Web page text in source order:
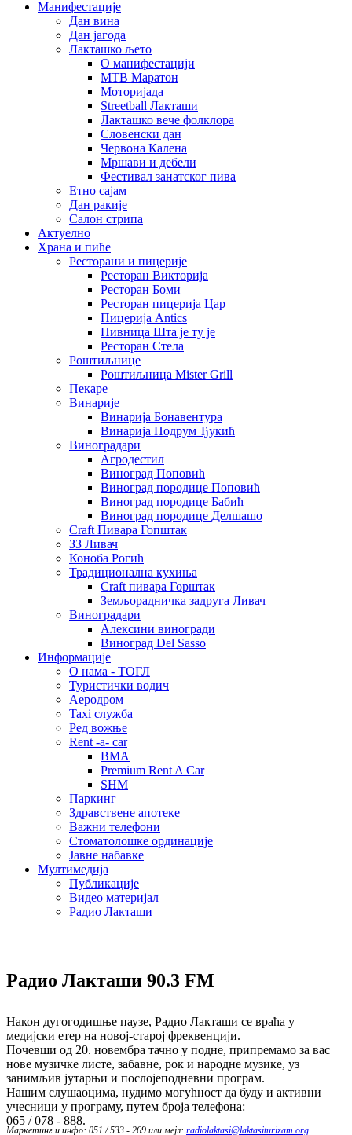
Манифестације
Дан вина
Дан јагода
Лакташко љето
О манифестацији
MTB Маратон
Моторијада
Streetball Лакташи
Лакташко вече фолклора
Словенски дан
Червона Калена
Мршави и дебели
Фестивал занатског пива
Етно сајам
Дан ракије
Салон стрипа
Актуелно
Храна и пиће
Ресторани и пицерије
Ресторан Викторија
Ресторан Боми
Ресторан пицерија Цар
Пицерија Аntics
Пивница Шта је ту је
Ресторан Стела
Роштиљнице
Роштиљница Mister Grill
Пекаре
Винарије
Винарија Бонавентура
Винарија Подрум Ђукић
Виноградари
Агродестил
Виноград Поповић
Виноград породице Поповић
Виноград породице Бабић
Виноград породице Делшашо
Craft Пивара Гопштак
ЗЗ Ливач
Коноба Рогић
Традиционална кухиња
Craft пивара Горштак
Земљорадничка задруга Ливач
Виноградари
Алексини виногради
Виноград Del Sasso
Информације
О нама - ТОГЛ
Туристички водич
Аеродром
Taxi служба
Ред вожње
Rent -a- car
BMA
Premium Rent A Car
SHM
Паркинг
Здравствене апотеке
Важни телефони
Стоматолошке ординације
Јавне набавке
Мултимедија
Публикације
Видео материјал
Радио Лакташи
Радио Лакташи 90.3 FM
Након дугогодишње паузе, Радио Лакташи се враћа у
медијски етер на новој-старој фреквенцији.
Почевши од 20. новембра тачно у подне, припремамо за вас
нове музичке листе, забавне, рок и народне музике, уз
занимљив јутарњи и послојеподневни програм.
Нашим слушаоцима, нудимо могућност да буду и активни
учесници у програму, путем броја телефона:
065 / 078 - 888.
Маркетинг и инфо: 051 / 533 - 269 или мејл: radiolaktasi@laktasiturizam.org